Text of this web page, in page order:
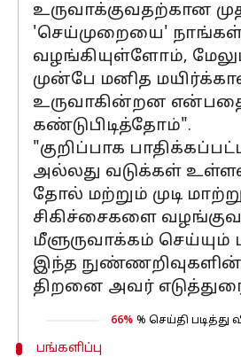
உருவாக்குவதற்கான
'செய்முறையை'
வழங்கியுள்ளோம்,
முன்பே மனித
உருவாகின்றன
கண்டுபிடித்தோம்".
"குறிப்பாக
அல்லது வடுக்கள்
தோல் மற்றும் முடி
சிகிச்சைகளை
மீளுருவாக்கம் செய்யும்
இந்த நுண்ணறிவுகளின்
திறனை அவர்
66% % செய்தி படித்து
பங்களிப்பு